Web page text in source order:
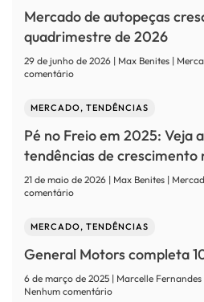
automotivo?
mercado
esconde
da
invasão
Mercado de autopeças
quadrimestre de 2026
29 de junho de 2026 | Max Benites |
comentárioem
autopeças
8,41%
no
primeiro
quadrimestre
MERCADO, TENDÊNCIAS
Pé no Freio em 2025: Veja
tendências de crescimento
21 de maio de 2026 | Max Benites |
comentárioem
Freio
2025:
as
principais
MERCADO, TENDÊNCIAS
General Motors completa
6 de março de 2025 | Marcelle
Nenhum comentárioem